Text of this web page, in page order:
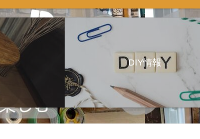
DIY情報